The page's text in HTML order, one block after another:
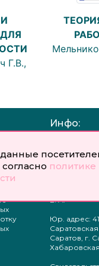
политике
Г.В.,
Инфо:
Е. А.
Юр. адрес:
Саратовская
Саратов, г.